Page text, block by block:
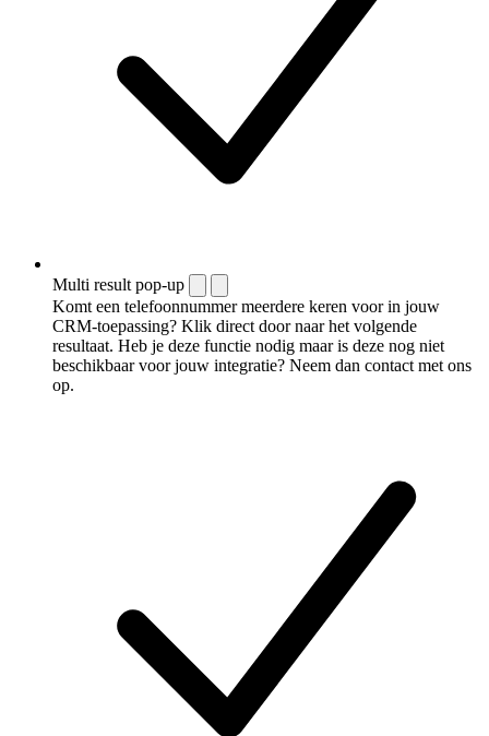
Multi result pop-up
Komt een telefoonnummer meerdere keren voor in jouw
CRM-toepassing? Klik direct door naar het volgende
resultaat. Heb je deze functie nodig maar is deze nog niet
beschikbaar voor jouw integratie? Neem dan contact met ons
op.